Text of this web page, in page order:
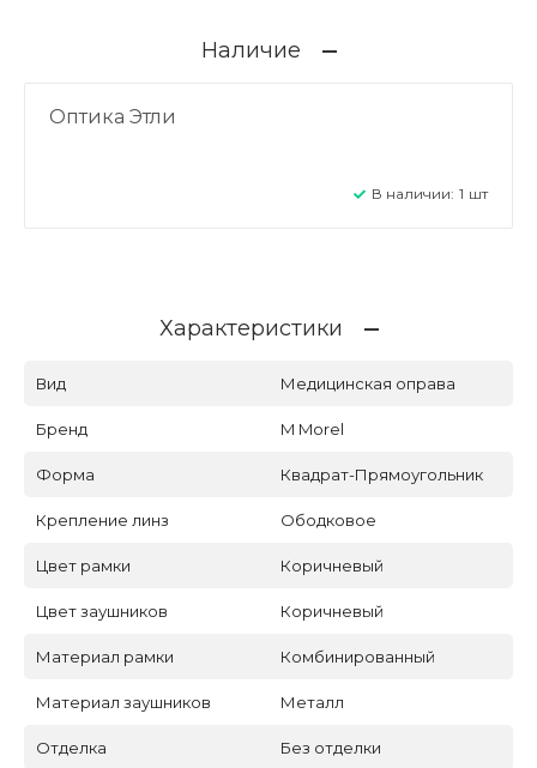
Наличие
Оптика Этли
В наличии: 1 шт
Характеристики
Вид Медицинская оправа
Бренд M Morel
Форма Квадрат-Прямоугольник
Крепление линз Ободковое
Цвет рамки Коричневый
Цвет заушников Коричневый
Материал рамки Комбинированный
Материал заушников Металл
Отделка Без отделки